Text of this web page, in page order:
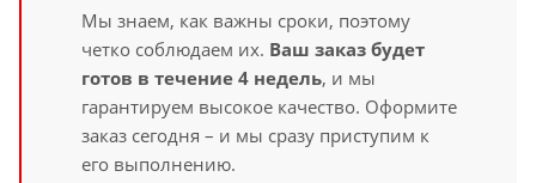
Мы знаем, как важны сроки, поэтому
четко соблюдаем их. Ваш заказ будет
готов в течение 4 недель, и мы
гарантируем высокое качество. Оформите
заказ сегодня – и мы сразу приступим к
его выполнению.